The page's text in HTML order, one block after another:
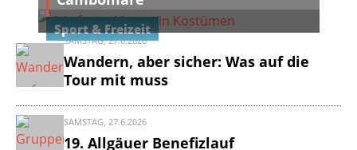
Sport & Freizeit
SAMSTAG, 27.6.2026
Wandern, aber sicher: Was auf die
Tour mit muss
SAMSTAG, 27.6.2026
19. Allgäuer Benefizlauf